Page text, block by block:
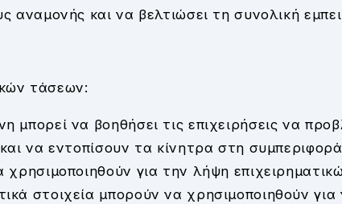
αναμονής και να βελτιώσει τη συνολική
τάσεων:
μπορεί να βοηθήσει τις επιχειρήσεις να
και να εντοπίσουν τα κίνητρα στη
χρησιμοποιηθούν για την λήψη
στοιχεία μπορούν να χρησιμοποιηθούν για